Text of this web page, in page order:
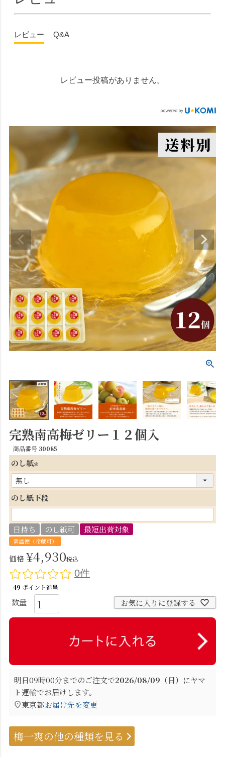
レビュー Q&A
レビュー投稿がありません。
完熟南高梅ゼリー１２個入
商品番号 30085
のし紙
必
須
のし紙下段
日持ち のし紙可 最短出荷対象
常温便（冷蔵可）
価格¥4,930税込
0件
49 ポイント進呈
お気に入りに登録する
明日09時00分までのご注文で2026/08/09（日） にヤマ
ト運輸でお届けします。
東京都お届け先を変更
梅一爽の他の種類を見る